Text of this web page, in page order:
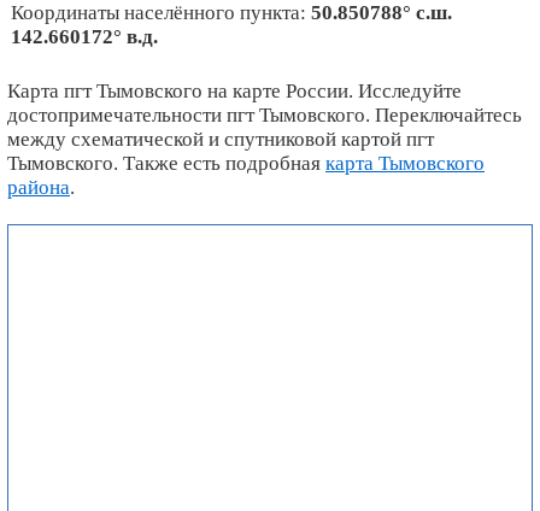
Координаты населённого пункта: 50.850788° с.ш.
142.660172° в.д.
Карта пгт Тымовского на карте России. Исследуйте
достопримечательности пгт Тымовского. Переключайтесь
между схематической и спутниковой картой пгт
Тымовского. Также есть подробная карта Тымовского
района.